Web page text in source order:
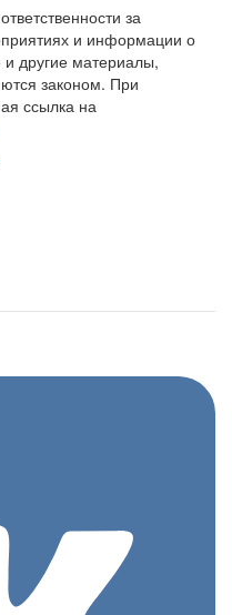
за
и информации о
другие материалы,
законом. При
ссылка на